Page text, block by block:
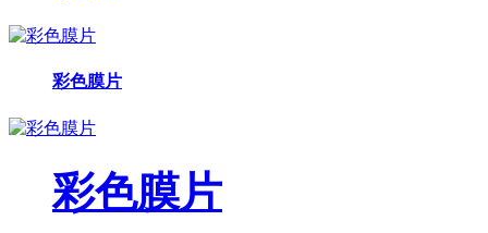
彩色膜片
彩色膜片